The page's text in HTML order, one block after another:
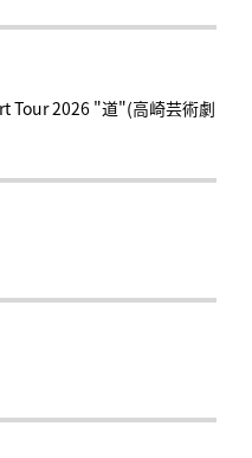
Tour 2026 "道"(高崎芸術劇